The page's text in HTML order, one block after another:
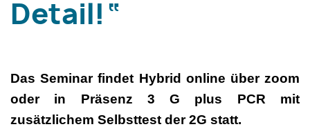
Detail!“
Das Seminar findet Hybrid online über zoom
oder in Präsenz 3 G plus PCR mit
zusätzlichem Selbsttest der 2G statt.